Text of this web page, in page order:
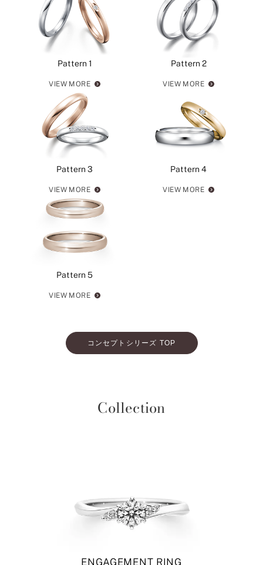
Pattern 1
VIEW MORE
Pattern 2
VIEW MORE
Pattern 3
VIEW MORE
Pattern 4
VIEW MORE
Pattern 5
VIEW MORE
コンセプトシリーズ TOP
Collection
ENGAGEMENT RING